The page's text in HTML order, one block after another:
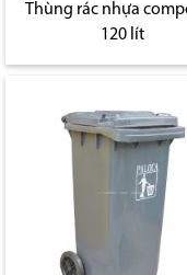
Thùng rác nhựa
120 lít